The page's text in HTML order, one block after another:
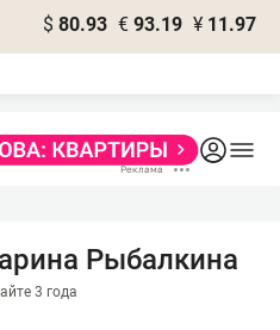
$ 80.93 € 93.19 ¥ 11.97
Рыбалкина
3 года